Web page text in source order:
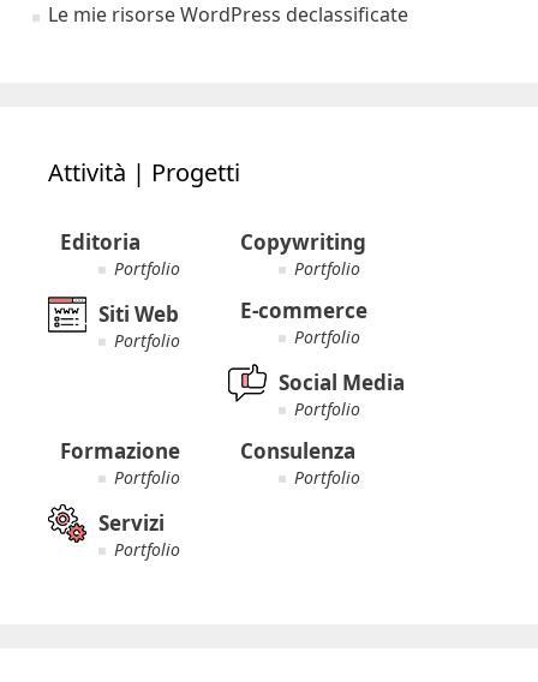
Le mie risorse WordPress declassificate
Attività | Progetti
Editoria
Portfolio
Copywriting
Portfolio
Siti Web
Portfolio
E-commerce
Portfolio
Social Media
Portfolio
Formazione
Portfolio
Consulenza
Portfolio
Servizi
Portfolio